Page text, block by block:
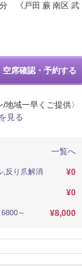
《戸田 蕨 南区 武
空席確認・予約する
域一早くご提供〉
見る
一覧へ
,反り爪解消 ¥0
¥0
～ ¥8,000